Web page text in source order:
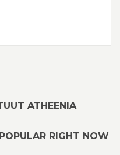
ATHEENIA
RIGHT NOW